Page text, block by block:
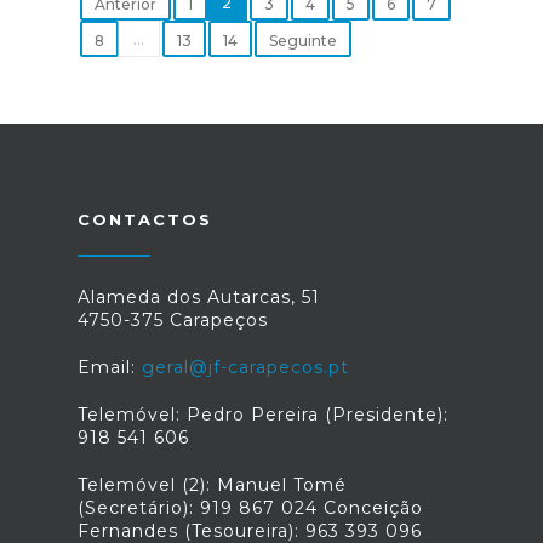
Anterior 1 3 4 5 6
7
8
... 13 14 Seguinte
CONTACTOS
Alameda dos Autarcas, 51
4750-375 Carapeços
Email: geral@jf-carapecos.pt
Telemóvel: Pedro Pereira (Presidente):
918 541 606
Telemóvel (2): Manuel Tomé
(Secretário): 919 867 024 Conceição
Fernandes (Tesoureira): 963 393 096